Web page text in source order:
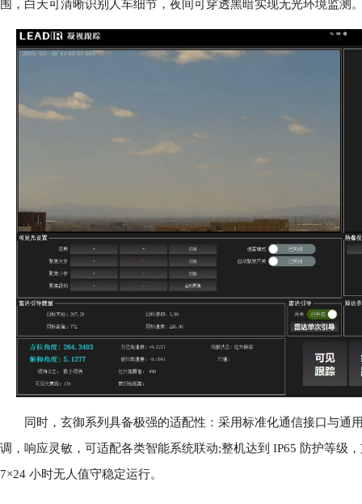
围，白天可清晰识别人车细节，夜间可穿透黑暗实现无光环境监测
同时，玄御系列具备极强的适配性：采用标准化通信接口与通用
调，响应灵敏，可适配各类智能系统联动;整机达到 IP65 防护等级
7×24 小时无人值守稳定运行。